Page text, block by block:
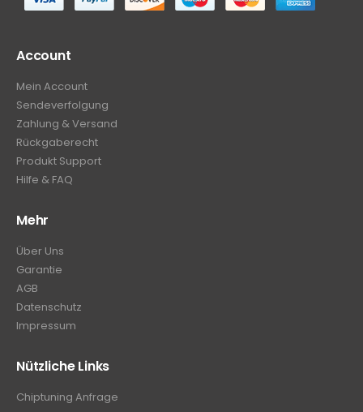
Account
Mein Account
Sendeverfolgung
Zahlung & Versand
Rückgaberecht
Produkt Support
Hilfe & FAQ
Mehr
Über Uns
Garantie
AGB
Datenschutz
Impressum
Nützliche Links
Chiptuning Anfrage